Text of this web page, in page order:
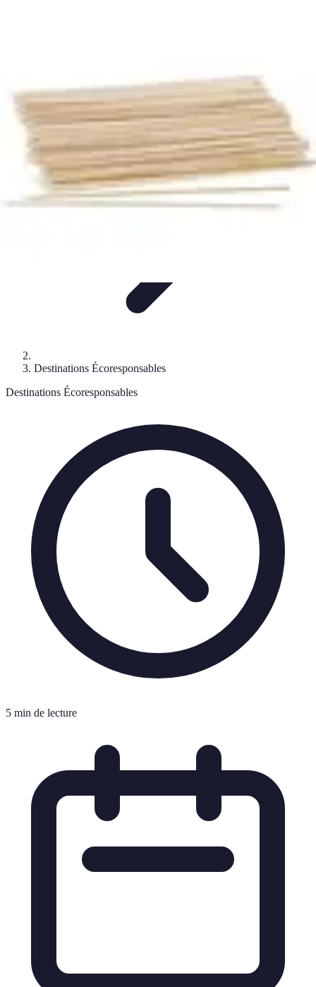
Destinations Écoresponsables
Destinations Écoresponsables
5 min de lecture